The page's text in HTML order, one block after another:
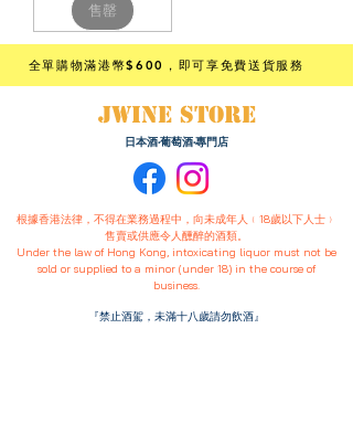
售罄
全單購物滿港幣$600 ，即可享免費送貨服務
JWINE STORE
日本酒·葡萄酒·專門店
根據香港法律，不得在業務過程中，向未成年人﹙18歲以下人士﹚
售賣或供應令人醺醉的酒類。
Under the law of Hong Kong, intoxicating liquor must not be
sold or supplied to a minor (under 18) in the course of
business.
『禁止酒駕，未滿十八歲請勿飲酒』